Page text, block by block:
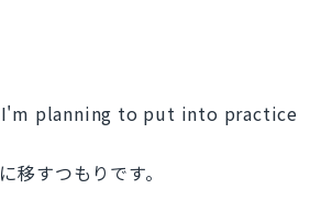
planning to put into practice
すつもりです。